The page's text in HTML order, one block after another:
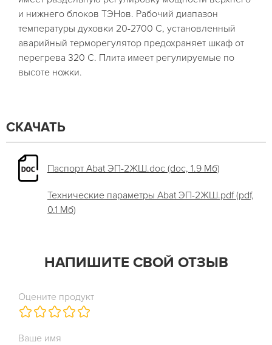
и нижнего блоков ТЭНов. Рабочий диапазон
температуры духовки 20-2700 С, установленный
аварийный терморегулятор предохраняет шкаф от
перегрева 320 С. Плита имеет регулируемые по
высоте ножки.
СКАЧАТЬ
Паспорт Abat ЭП-2ЖШ.doc (doc, 1.9 Мб)
Технические параметры Abat ЭП-2ЖШ.pdf (pdf,
0.1 Мб)
НАПИШИТЕ СВОЙ ОТЗЫВ
Оцените продукт
Ваше имя